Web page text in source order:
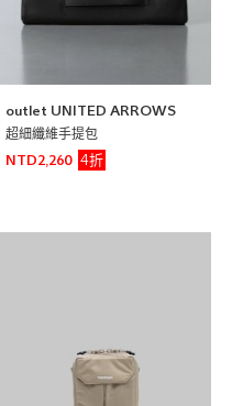
outlet UNITED ARROWS
超細纖維手提包
NTD2,260
4折